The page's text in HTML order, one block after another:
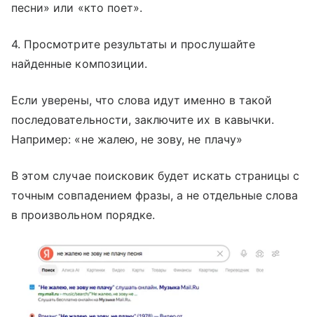
песни» или «кто поет».
4. Просмотрите результаты и прослушайте
найденные композиции.
Если уверены, что слова идут именно в такой
последовательности, заключите их в кавычки.
Например: «не жалею, не зову, не плачу»
В этом случае поисковик будет искать страницы с
точным совпадением фразы, а не отдельные слова
в произвольном порядке.